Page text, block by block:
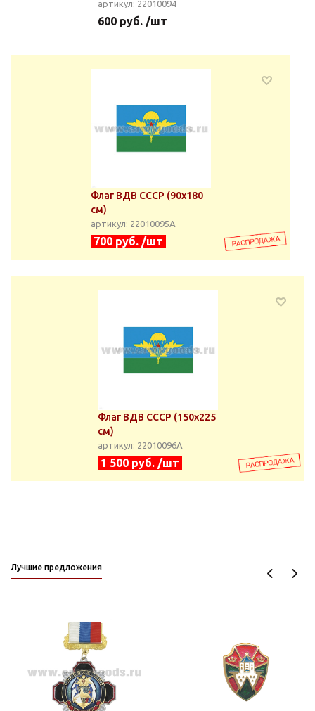
артикул: 22010094
600 руб. /шт
Флаг ВДВ СССР (90х180
см)
артикул: 22010095А
700 руб. /шт
Флаг ВДВ СССР (150х225
см)
артикул: 22010096А
1 500 руб. /шт
Лучшие предложения